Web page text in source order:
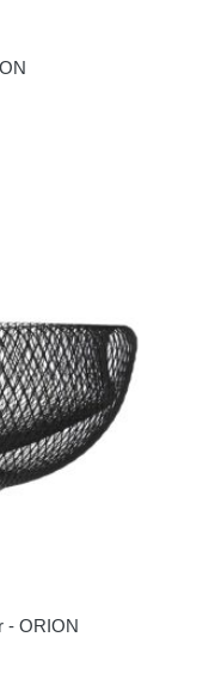
- ORION